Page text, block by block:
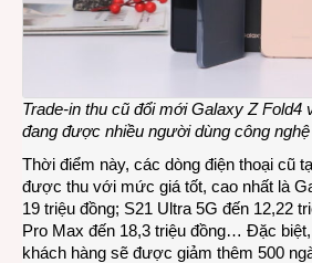
Trade-in thu cũ đổi mới Galaxy Z Fold4
đang được nhiều người dùng công
Thời điểm này, các dòng điện thoại cũ
được thu với mức giá tốt, cao nhất là
19 triệu đồng; S21 Ultra 5G đến 12,22
Pro Max đến 18,3 triệu đồng… Đặc
khách hàng sẽ được giảm thêm 500